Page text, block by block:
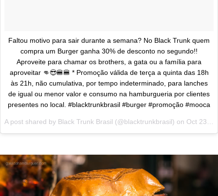
Faltou motivo para sair durante a semana? No Black Trunk quem
compra um Burger ganha 30% de desconto no segundo!!
Aproveite para chamar os brothers, a gata ou a família para
aproveitar 👊😎🍔🍔 * Promoção válida de terça a quinta das 18h
às 21h, não cumulativa, por tempo indeterminado, para lanches
de igual ou menor valor e consumo na hamburgueria por clientes
presentes no local. #blacktrunkbrasil #burger #promoção #mooca
A post shared by Black Trunk Brasil (@blacktrunkbrasil) on Oct 23, 2017 at 12:48pm PDT